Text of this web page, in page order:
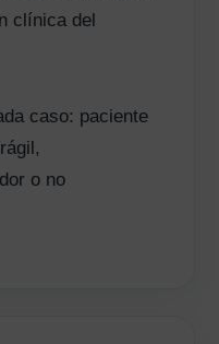
clínica del
caso: paciente
o no